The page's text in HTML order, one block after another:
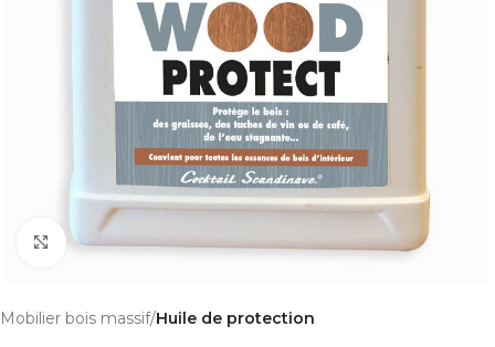
Cliquer pour agrandir
Mobilier bois massif Huile de protection